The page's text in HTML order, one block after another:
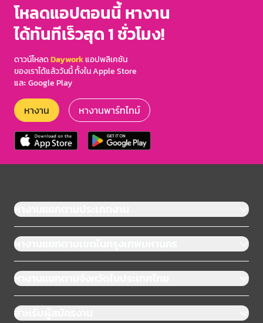
โหลดแอปตอนนี้ หางาน
ได้ทันทีเร็วสุด 1 ชั่วโมง!
ดาวน์โหลดDayworkแอปพลิเคชัน
ของเราได้แล้ววันนี้ ทั้งใน Apple Store
และ Google Play
หางาน หางานพาร์ทไทม์
หางานแยกตามประเภทงาน
หางานแยกตามเขตในกรุงเทพมหานคร
หางานแยกตามจังหวัดในประเทศไทย
สำหรับผู้สมัครงาน